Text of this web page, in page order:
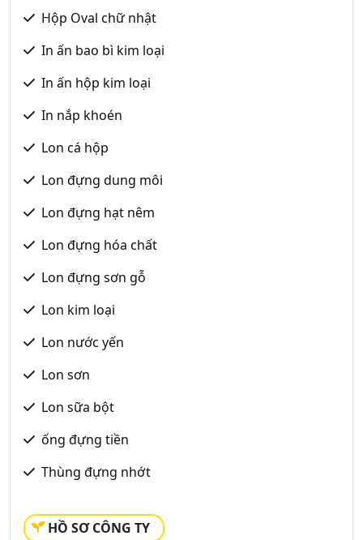
Hộp Oval chữ nhật
In ấn bao bì kim loại
In ấn hộp kim loại
In nắp khoén
Lon cá hộp
Lon đựng dung môi
Lon đựng hạt nêm
Lon đựng hóa chất
Lon đựng sơn gỗ
Lon kim loại
Lon nước yến
Lon sơn
Lon sữa bột
ống đựng tiền
Thùng đựng nhớt
HỒ SƠ CÔNG TY